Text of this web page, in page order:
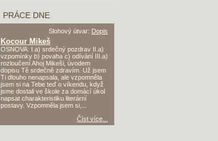
PRÁCE DNE
Slohový útvar: Dopis
Kocour Mikeš
OSNOVA: I.a) srdečný pozdrav II.a)
vzpomínky b) povaha c) odívání III.a)
rozloučení Ahoj Mikeši, úvodem
dopisu Tě srdečně zdravím. Už jsem
Ti dlouho nenapsala, ale vzpomněla
jsem si na Tebe teď o víkendu, když
jsme dostali ve škole za domácí úkol
napsat charakteristiku literární
postavy. Vzpomněla jsem si,...
Číst více...